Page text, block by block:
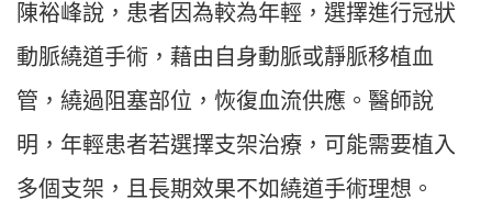
陳裕峰說，患者因為較為年輕，選擇進行冠狀
動脈繞道手術，藉由自身動脈或靜脈移植血
管，繞過阻塞部位，恢復血流供應。醫師說
明，年輕患者若選擇支架治療，可能需要植入
多個支架，且長期效果不如繞道手術理想。